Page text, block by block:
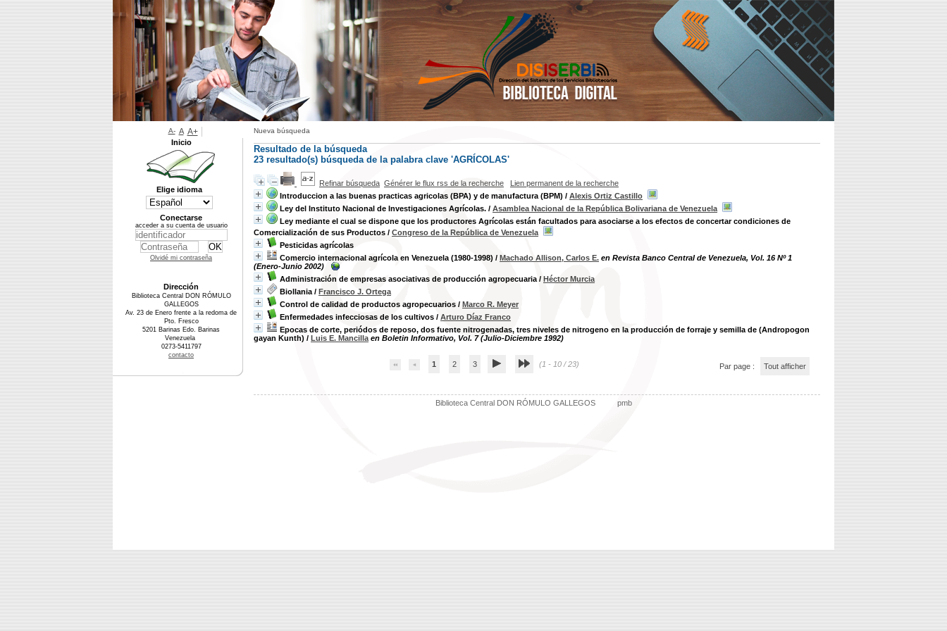
Nueva búsqueda
Resultado de la búsqueda
23 resultado(s) búsqueda de la palabra clave 'AGRÍCOLAS'
Refinar búsqueda Générer le flux rss de la recherche
Lien permanent de la recherche
Introduccion a las buenas practicas agricolas (BPA) y de manufactura (BPM) / Alexis Ortiz Castillo
Ley del Instituto Nacional de Investigaciones Agrícolas. / Asamblea Nacional de la República Bolivariana de Venezuela
Ley mediante el cual se dispone que los productores Agrícolas están facultados para asociarse a los efectos de concertar condiciones de
Comercialización de sus Productos / Congreso de la República de Venezuela
Pesticidas agrícolas
Comercio internacional agrícola en Venezuela (1980-1998) / Machado Allison, Carlos E. en Revista Banco Central de Venezuela, Vol. 16 Nº 1
(Enero-Junio 2002)
Administración de empresas asociativas de producción agropecuaria / Héctor Murcia
Biollania / Francisco J. Ortega
Control de calidad de productos agropecuarios / Marco R. Meyer
Enfermedades infecciosas de los cultivos / Arturo Díaz Franco
Epocas de corte, periódos de reposo, dos fuente nitrogenadas, tres niveles de nitrogeno en la producción de forraje y semilla de (Andropogon
gayan Kunth) / Luis E. Mancilla en Boletin Informativo, Vol. 7 (Julio-Diciembre 1992)
1 2 3 (1 - 10 / 23) Par page : Tout afficher
Biblioteca Central DON RÓMULO GALLEGOS pmb
A- A A+
Inicio
Elige idioma
Conectarse
acceder a su cuenta de usuario
Olvidé mi contraseña
Dirección
Biblioteca Central DON RÓMULO
GALLEGOS
Av. 23 de Enero frente a la redoma de
Pto. Fresco
5201 Barinas Edo. Barinas
Venezuela
0273-5411797
contacto